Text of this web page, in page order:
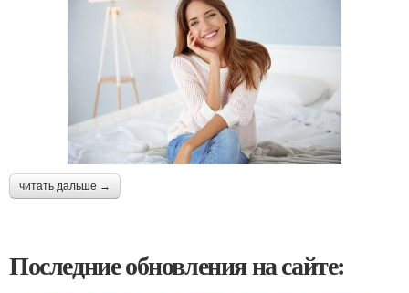
читать дальше →
Последние обновления на сайте: